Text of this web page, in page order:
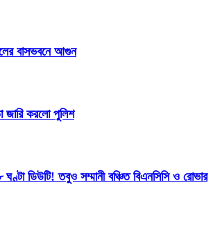
বাসভবনে আগুন
জারি করলো পুলিশ
ঘণ্টা ডিউটি! তবুও সম্মানী বঞ্চিত বিএনসিসি ও রোভার